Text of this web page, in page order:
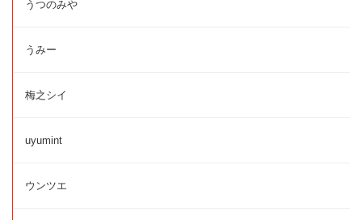
うつのみや
うみー
梅之シイ
uyumint
ウンツエ